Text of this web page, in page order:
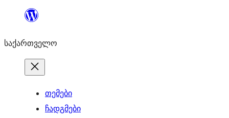
შიგთავსზე
საქართველო
თემები
ჩადგმები